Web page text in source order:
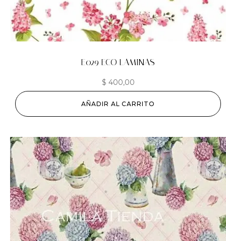
E029 ECO LAMINAS
$ 400,00
AÑADIR AL CARRITO